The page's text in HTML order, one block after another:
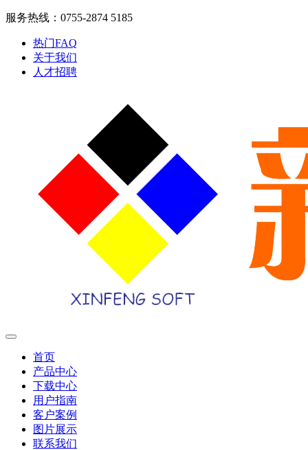
服务热线：0755-2874 5185
热门FAQ
关于我们
人才招聘
首页
产品中心
下载中心
用户指南
客户案例
图片展示
联系我们